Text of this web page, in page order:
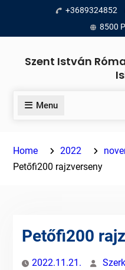
content
+3689324852
8500
Szent István
Menu
Home 2022
Petőfi200 rajzverseny
Petőfi200
2022.11.21.